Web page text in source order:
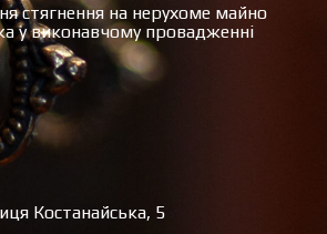
стягнення на нерухоме майно
у виконавчому провадженні
Костанайська, 5